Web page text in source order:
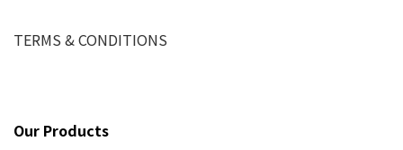
TERMS & CONDITIONS
Our Products